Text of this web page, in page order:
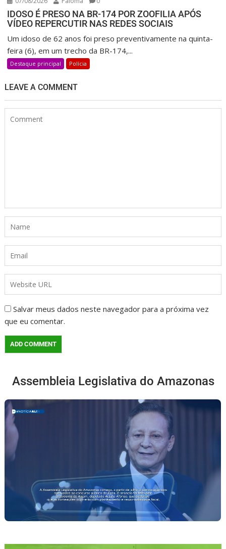
IDOSO É PRESO NA BR-174 POR ZOOFILIA APÓS
VÍDEO REPERCUTIR NAS REDES SOCIAIS
Um idoso de 62 anos foi preso preventivamente na quinta-
feira (6), em um trecho da BR-174,...
Destaque principal Polícia
LEAVE A COMMENT
Salvar meus dados neste navegador para a próxima vez
que eu comentar.
Assembleia Legislativa do Amazonas